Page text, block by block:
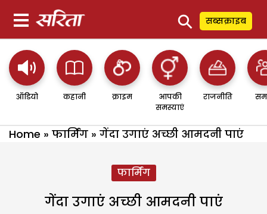
⚲ सब्सक्राइब
ऑडियो कहानी क्राइम
आपकी
समस्याएं
राजनीति
Home » फार्मिंग » गेंदा उगाएं अच्छी आमदनी पाएं
फार्मिंग
गेंदा उगाएं अच्छी आमदनी पाएं